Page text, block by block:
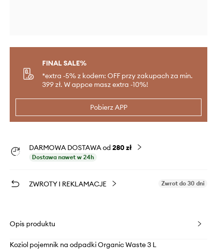
FINAL SALE%
*extra -5% z kodem: OFF przy zakupach za min.
399 zł. W appce masz extra -10%!
Pobierz APP
DARMOWA DOSTAWA od 280 zł
Dostawa nawet w 24h
ZWROTY I REKLAMACJE Zwrot do 30 dni
Opis produktu
Koziol pojemnik na odpadki Organic Waste 3 L